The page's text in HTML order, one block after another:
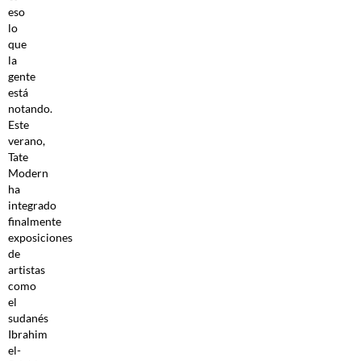
eso
lo
que
la
gente
está
notando.
Este
verano,
Tate
Modern
ha
integrado
finalmente
exposiciones
de
artistas
como
el
sudanés
Ibrahim
el-